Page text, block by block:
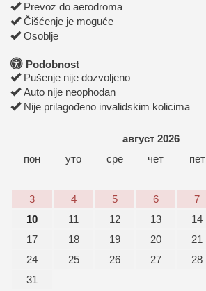
Prevoz do aerodroma
Čišćenje je moguće
Osoblje
Podobnost
Pušenje nije dozvoljeno
Auto nije neophodan
Nije prilagođeno invalidskim kolicima
август 2026
пон
уто сре чет пет
3
4 5 6 7
10
11 12 13 14
17
18 19 20 21
24
25 26 27 28
31